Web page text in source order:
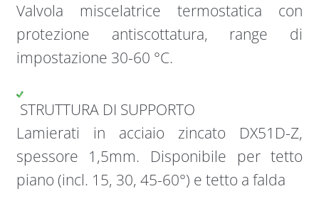
Valvola miscelatrice termostatica con
protezione antiscottatura, range di
impostazione 30-60 °C.
STRUTTURA DI SUPPORTO
Lamierati in acciaio zincato DX51D-Z,
spessore 1,5mm. Disponibile per tetto
piano (incl. 15, 30, 45-60°) e tetto a falda